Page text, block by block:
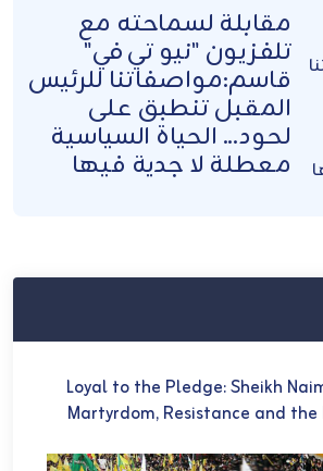
مقابلة لسماحته مع
تلفزيون "نيو تي في"
قاسم:مواصفاتنا للرئيس
المقبل تنطبق على
لحود... الحياة السياسية
معطلة لا جدية فيها
Loyal to the Pledge: Sheikh
Martyrdom, Resistance and